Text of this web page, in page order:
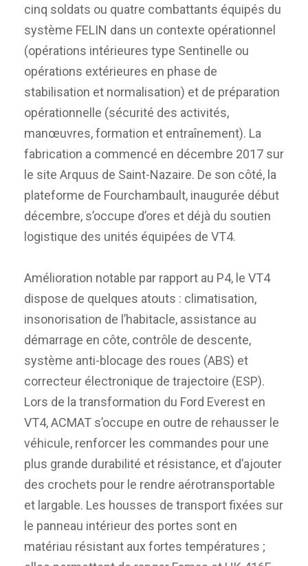
cinq soldats ou quatre combattants équipés du
système FELIN dans un contexte opérationnel
(opérations intérieures type Sentinelle ou
opérations extérieures en phase de
stabilisation et normalisation) et de préparation
opérationnelle (sécurité des activités,
manœuvres, formation et entraînement). La
fabrication a commencé en décembre 2017 sur
le site Arquus de Saint-Nazaire. De son côté, la
plateforme de Fourchambault, inaugurée début
décembre, s’occupe d’ores et déjà du soutien
logistique des unités équipées de VT4.
Amélioration notable par rapport au P4, le VT4
dispose de quelques atouts : climatisation,
insonorisation de l’habitacle, assistance au
démarrage en côte, contrôle de descente,
système anti-blocage des roues (ABS) et
correcteur électronique de trajectoire (ESP).
Lors de la transformation du Ford Everest en
VT4, ACMAT s’occupe en outre de rehausser le
véhicule, renforcer les commandes pour une
plus grande durabilité et résistance, et d’ajouter
des crochets pour le rendre aérotransportable
et largable. Les housses de transport fixées sur
le panneau intérieur des portes sont en
matériau résistant aux fortes températures ;